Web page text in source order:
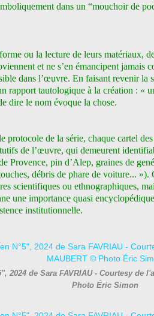
dans un “mouchoir de
ou la lecture de leurs matériaux,
et ne s’en émancipent jamais
dans l’œuvre. En faisant revenir la
rapport tautologique à la création : «
dire le nom évoque la chose.
protocole de la série, chaque cartel
de l’œuvre, qui demeurent
Provence, pin d’Alep, graines de
débris de phare de voiture... »).
scientifiques ou ethnographiques,
une importance quasi
institutionnelle.
2024 de Sara FAVRIAU - Courtesy de
Photo Éric Simon